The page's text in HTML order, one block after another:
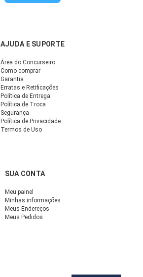
AJUDA E SUPORTE
Área do Concurseiro
Como comprar
Garantia
Erratas e Retificações
Política de Entrega
Política de Troca
Segurança
Política de Privacidade
Termos de Uso
SUA CONTA
Meu painel
Minhas informações
Meus Endereços
Meus Pedidos